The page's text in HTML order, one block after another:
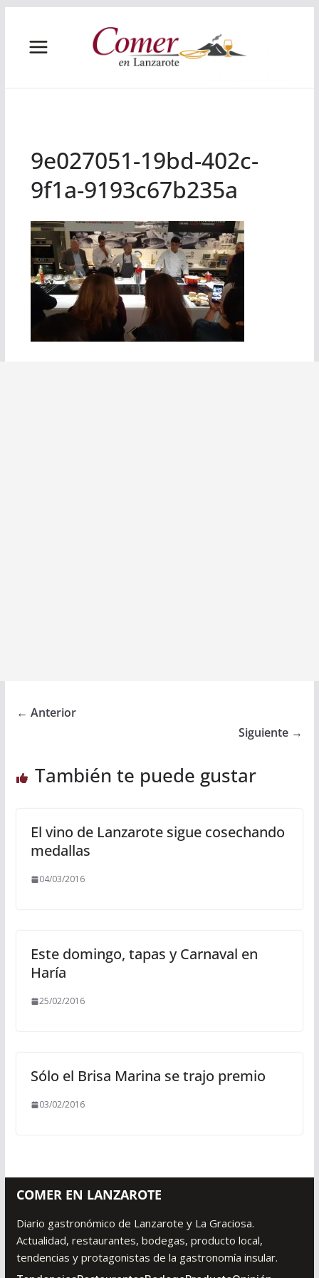
contenido
9e027051-19bd-402c-
9f1a-9193c67b235a
← Anterior
Siguiente →
También te puede gustar
El vino de Lanzarote sigue cosechando
medallas
04/03/2016
Este domingo, tapas y Carnaval en
Haría
25/02/2016
Sólo el Brisa Marina se trajo premio
03/02/2016
COMER EN LANZAROTE
Diario gastronómico de Lanzarote y La Graciosa.
Actualidad, restaurantes, bodegas, producto local,
tendencias y protagonistas de la gastronomía insular.